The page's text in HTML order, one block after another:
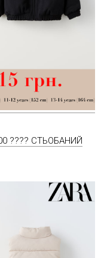
???? СТЬОБАНИЙ